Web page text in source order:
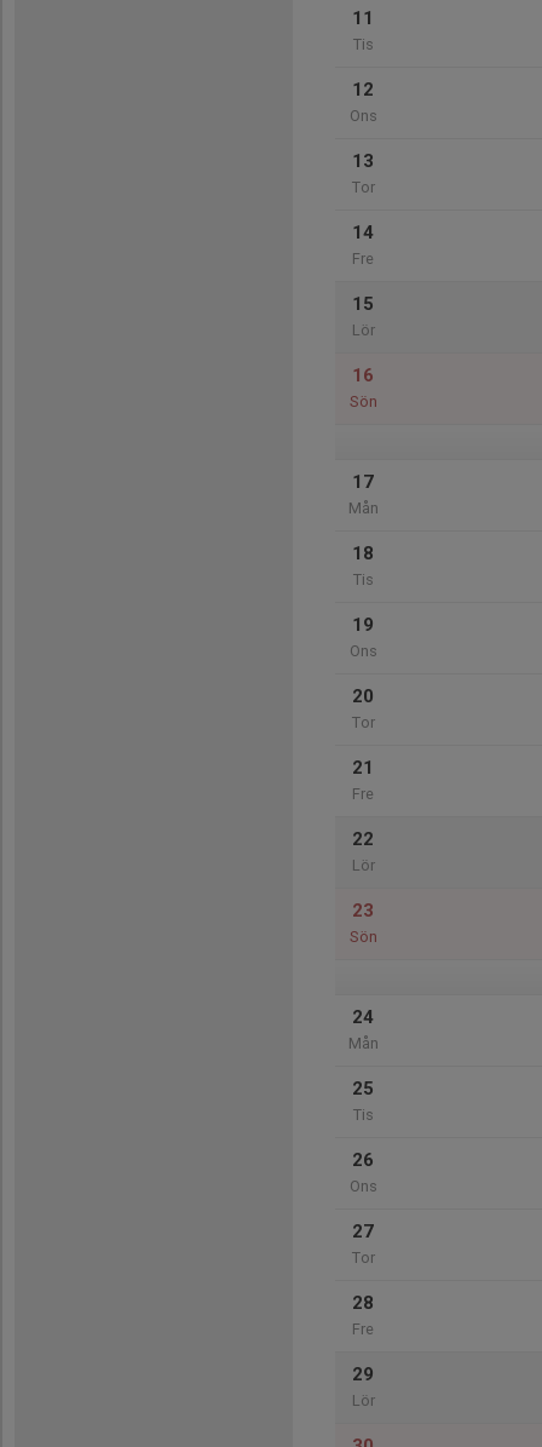
11
Tis
12
Ons
13
Tor
14
Fre
15
Lör
16
Sön
17
Mån
18
Tis
19
Ons
20
Tor
21
Fre
22
Lör
23
Sön
24
Mån
25
Tis
26
Ons
27
Tor
28
Fre
29
Lör